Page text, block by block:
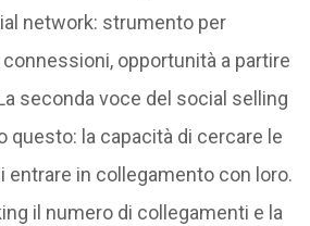
network: strumento per
opportunità a partire
seconda voce del social selling
questo: la capacità di cercare le
entrare in collegamento con loro.
il numero di collegamenti e la